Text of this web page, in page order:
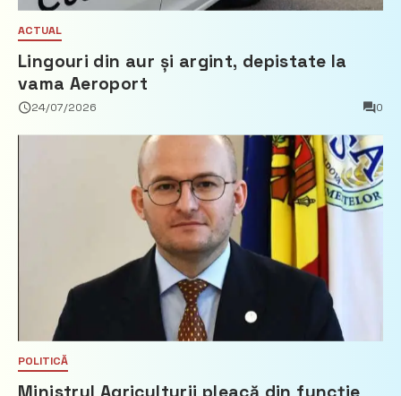
ACTUAL
Lingouri din aur și argint, depistate la
vama Aeroport
24/07/2026 0
POLITICĂ